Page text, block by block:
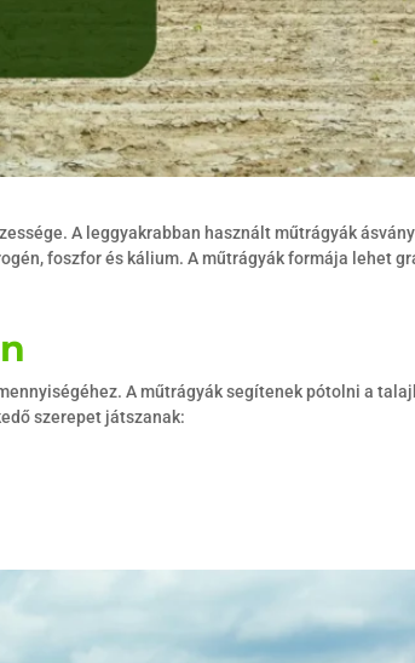
A leggyakrabban használt műtrágyák
foszfor és kálium. A műtrágyák formája lehet
A műtrágyák segítenek pótolni a
szerepet játszanak: